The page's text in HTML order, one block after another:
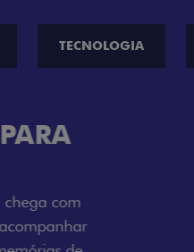
TECNOLOGIA
LOLLABR
do festival: série
temática que reforçam
o teto bicolor e as
completam o visual